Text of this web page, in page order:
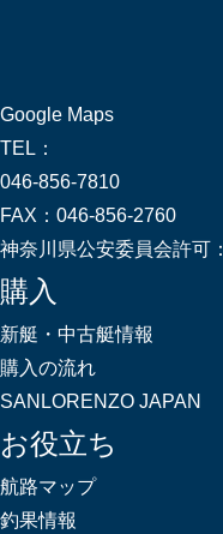
Google Maps
TEL：
046-856-7810
FAX： 046-856-2760
神奈川県公安委員会許可：
購入
新艇・中古艇情報
購入の流れ
SANLORENZO JAPAN
お役立ち
航路マップ
釣果情報